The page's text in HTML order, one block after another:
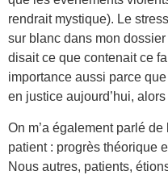
rendrait mystique). Le
sur blanc dans mon
disait ce que contenait ce
importance aussi parce
en justice aujourd’hui, alors
On m’a également parlé
patient : progrès théorique
Nous autres, patients,